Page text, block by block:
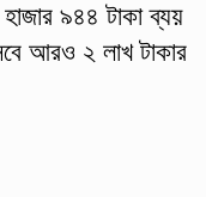
৯৪৪ টাকা ব্যয়
আরও ২ লাখ টাকার